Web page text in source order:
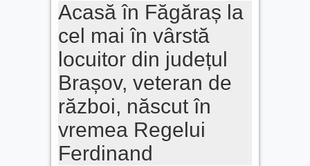
Acasă în Făgăraș la
cel mai în vârstă
locuitor din județul
Brașov, veteran de
război, născut în
vremea Regelui
Ferdinand